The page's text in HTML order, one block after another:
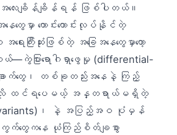
ေးချိန်ချိန်ရန် ဖြစ်ပါတယ်။
တွေမှာ ကောင်းကောင်းလုပ်နိုင်တဲ့
ကြီးဆုံးဖြစ်တဲ့ အခြေအနေတွေမှာတော့
ပြားရောဂါရှာဖွေမှု (differential-
ျောက်တွေ၊ တစ်ခုတည်းအနေနဲ့ ကြည့်
လို ထင်ရပေမယ့် အန္တရာယ်မရှိတဲ့
variants)၊ နဲ့ အပြည့်အဝ ပုံမှန်
က်တွေကနေ ယုံကြည်စိတ်ချစွာ